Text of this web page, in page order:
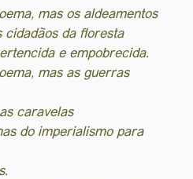
mas os aldeamentos
cidadãos da floresta
e empobrecida.
mas as guerras
caravelas
do imperialismo para